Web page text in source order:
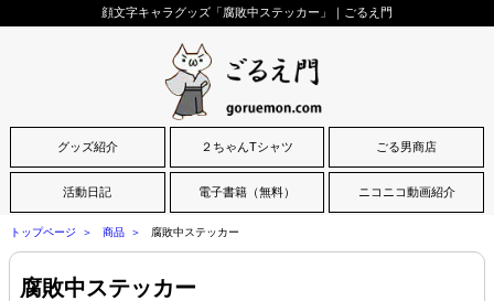
顔文字キャラグッズ「腐敗中ステッカー」｜ごるえ門
グッズ紹介 ２ちゃんTシャツ ごる男商店
活動日記 電子書籍（無料） ニコニコ動画紹介
トップページ 商品 腐敗中ステッカー
腐敗中ステッカー